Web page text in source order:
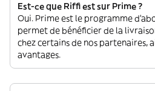
Est-ce que Riffi est sur Prime ?
Oui. Prime est le programme
permet de bénéficier de la
chez certains de nos partenaires,
avantages.